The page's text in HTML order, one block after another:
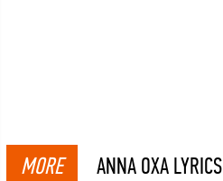
MORE ANNA OXA LYRICS